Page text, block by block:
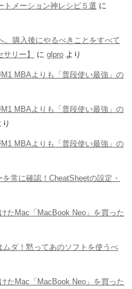
トメーション神レシピ５選 に
。購入後にやるべきことをすべて
リー】
に glpro より
MBAよりも「普段使い最強」の
MBAよりも「普段使い最強」の
り
MBAよりも「普段使い最強」の
常に確認！CheatSheetの設定・
たMac「MacBook Neo」を買った
ムダ！黙ってあのソフトを使うべ
たMac「MacBook Neo」を買った